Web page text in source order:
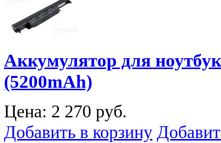
Аккумулятор для
(5200mAh)
Цена: 2 270 руб.
Добавить в корзину